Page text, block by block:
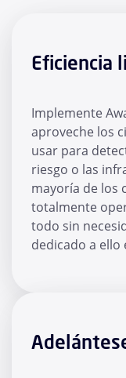
Eficiencia
Implemente
aproveche los
usar para
riesgo o las
mayoría de los
totalmente
todo sin
dedicado a ello